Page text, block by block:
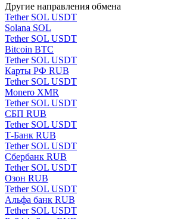
Другие направления обмена
Tether SOL USDT
Solana SOL
Tether SOL USDT
Bitcoin BTC
Tether SOL USDT
Карты РФ RUB
Tether SOL USDT
Monero XMR
Tether SOL USDT
СБП RUB
Tether SOL USDT
Т-Банк RUB
Tether SOL USDT
Сбербанк RUB
Tether SOL USDT
Озон RUB
Tether SOL USDT
Альфа банк RUB
Tether SOL USDT